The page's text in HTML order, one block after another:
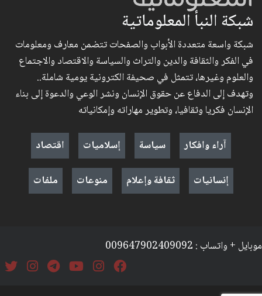
شبكة النبأ المعلوماتية
شبكة واسعة متعددة الأبواب والصفحات تتضمن معارف ومعلومات
في الفكر والثقافة والدين والتراث والسياسة والاقتصاد والاجتماع
والعلوم وغيرها، تتمثل في صحيفة الكترونية يومية شاملة..
وتهدف إلى الدفاع عن حقوق الإنسان ونشر الوعي والدعوة إلى بناء
الإنسان فكريا وثقافيا، وتطوير مهاراته وإمكانياته
آراء وافكار
سياسة إسلاميات
اقتصاد
إنسانيات
ثقافة وإعلام منوعات ملفات
موبايل + واتساب : 009647902409092